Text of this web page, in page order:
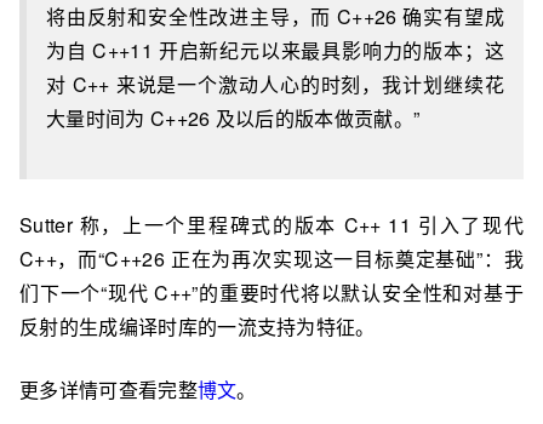
将由反射和安全性改进主导，而 C++26 确实有望成
为自 C++11 开启新纪元以来最具影响力的版本；这
对 C++ 来说是一个激动人心的时刻，我计划继续花
大量时间为 C++26 及以后的版本做贡献。”
Sutter 称，上一个里程碑式的版本 C++ 11 引入了现代
C++，而“C++26 正在为再次实现这一目标奠定基础”：我
们下一个“现代 C++”的重要时代将以默认安全性和对基于
反射的生成编译时库的一流支持为特征。
更多详情可查看完整博文。